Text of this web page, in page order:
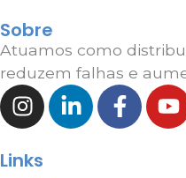
Sobre
Atuamos como
reduzem falhas e
Links